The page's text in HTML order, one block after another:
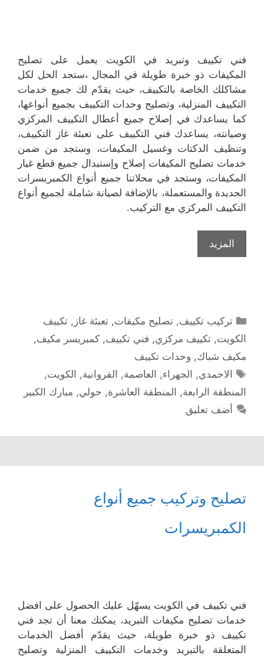
فني تكييف وتبريد في الكويت يعمل على تصليح
المكيفات ذو خبرة طويلة في المجال ،ستجد الحل لكل
مشاكلك الخاصة بالتكييف، حيث يقدّم لك جميع خدمات
التكييف المنزلية، وتصليح وحدات التكييف بجميع أنواعها،
كما يساعدك في إصلاح جميع أعطال التكييف المركزي
وصيانته، يساعدك فني التكييف على تعبئة غاز التكييف،
وتنظيف الدكتات وغسيل المكيفات، وستجد من ضمن
خدمات تصليح المكيفات إصلاح وإستبدال جميع قطع غيار
المكيفات، وستجد في محلاتنا جميع أنواع الكمبريسرات
الجديدة والمستعملة، بالإضافة لصيانة شاملة لجميع أنواع
التكييف المركزي مع التركيب.
المزيد
التصنيفات
تركيب تكييف,تصليح مكيفات,تعبئة غاز ,تكييف
الكويت, تكييف مركزي, فني تكييف, كمبريسر مكيف,
مكيف شباك, وحدات تكييف
الوسوم
الاحمدي, الجهراء, العاصمة, الفروانية, الكويت,
المنطقة الرابعة, المنطقة العاشرة, حولي, مبارك الكبير
أضف تعليق
تصليح وتركيب جميع أنواع
الكمبريسرات
فني تكييف في الكويت يسهّل عليك الحصول على افضل
خدمات تصليح مكيفات التبريد، يمكنك معنا أن تجد فني
تكييف ذو خبرة طويلة، حيث يقدّم أفضل الخدمات
المتعلقة بالتبريد وخدمات التكييف المنزلية وتصليح